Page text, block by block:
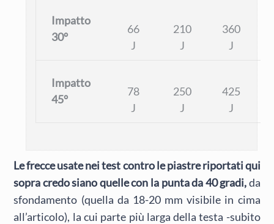
Impatto
30°
66
J
210
J
360
J
Impatto
45°
78
J
250
J
425
J
Le frecce usate nei test contro le piastre riportati qui
sopra credo siano quelle con la punta da 40 gradi,da
sfondamento (quella da 18-20 mm visibile in cima
all’articolo), la cui parte più larga della testa -subito